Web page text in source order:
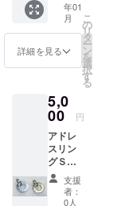
個人輸入で
クリスマス
オーナメン
トを世界中
ては吟味し
ては販売を
繰り返し、
クリスマス
ツリーにつ
いてかなり
年01
月
詳細を見る
こ
の
リ
タ
ー
ン
を
選
択
す
る
5,0
00 円
アドレ
スリン
グＳサ
イズ単
品（ア
ルミと
支援
者：
0人